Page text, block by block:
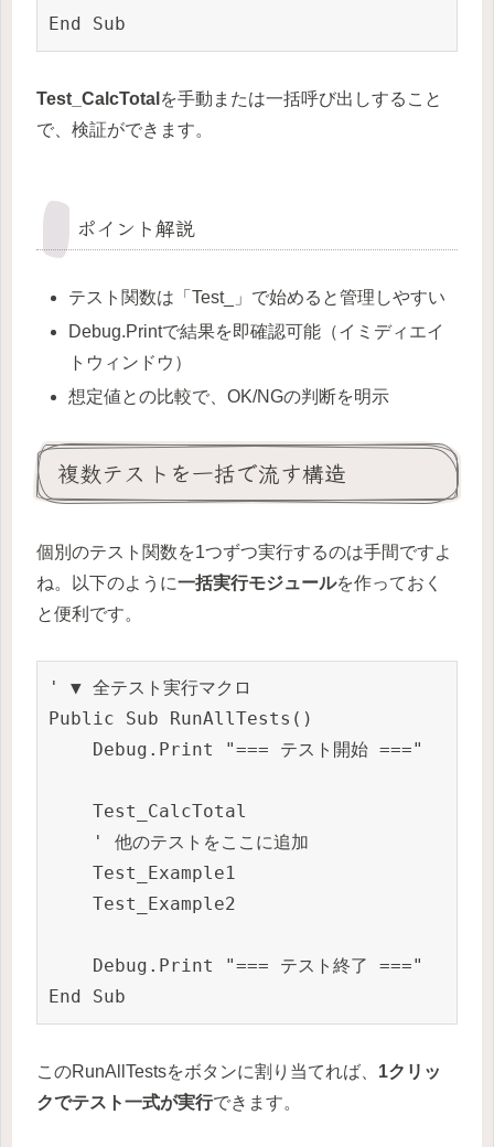
Test_CalcTotal を手動または一括呼び出しすること
で、検証ができます。
ポイント解説
テスト関数は「Test_」で始めると管理しやすい
Debug.Printで結果を即確認可能（イミディエイ
トウィンドウ）
想定値との比較で、OK/NGの判断を明示
複数テストを一括で流す構造
個別のテスト関数を1つずつ実行するのは手間ですよ
ね。以下のように一括実行モジュールを作っておく
と便利です。
' ▼ 全テスト実行マクロ
Public Sub RunAllTests()
    Debug.Print "=== テスト開始 ==="
    Test_CalcTotal
    ' 他のテストをここに追加
    Test_Example1
    Test_Example2
    Debug.Print "=== テスト終了 ==="
このRunAllTestsをボタンに割り当てれば、 1クリッ
クでテスト一式が実行できます。